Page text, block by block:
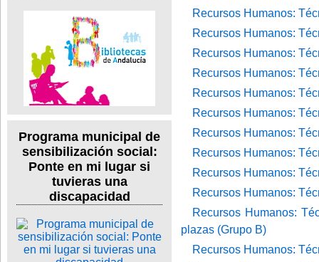
Programa municipal de
sensibilización social:
Ponte en mi lugar si
tuvieras una
discapacidad
Recursos Humanos:
Recursos Humanos:
Recursos Humanos:
Recursos Humanos:
Recursos Humanos:
Recursos Humanos:
Recursos Humanos:
Recursos Humanos:
Recursos Humanos:
Recursos Humanos:
Recursos Humanos:
plazas (Grupo B)
Recursos Humanos: